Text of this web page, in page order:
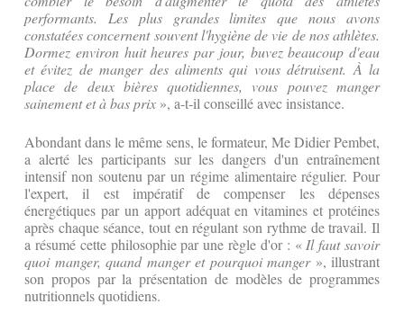
performants. Les plus grandes limites que nous avons
constatées concernent souvent l'hygiène de vie de nos athlètes.
Dormez environ huit heures par jour, buvez beaucoup d'eau
et évitez de manger des aliments qui vous détruisent. À la
place de deux bières quotidiennes, vous pouvez manger
sainement et à bas prix », a-t-il conseillé avec insistance.
​Abondant dans le même sens, le formateur, Me Didier Pembet,
a alerté les participants sur les dangers d'un entraînement
intensif non soutenu par un régime alimentaire régulier. Pour
l'expert, il est impératif de compenser les dépenses
énergétiques par un apport adéquat en vitamines et protéines
après chaque séance, tout en régulant son rythme de travail. Il
a résumé cette philosophie par une règle d'or : «Il faut savoir
quoi manger, quand manger et pourquoi manger», illustrant
son propos par la présentation de modèles de programmes
nutritionnels quotidiens.